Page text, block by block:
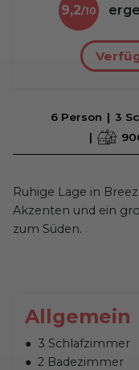
9,2
6 Person 3
Ruhige Lage in
Akzenten und ein
zum Süden.
Allgemein
3 Schlafzimmer
2 Badezimmer